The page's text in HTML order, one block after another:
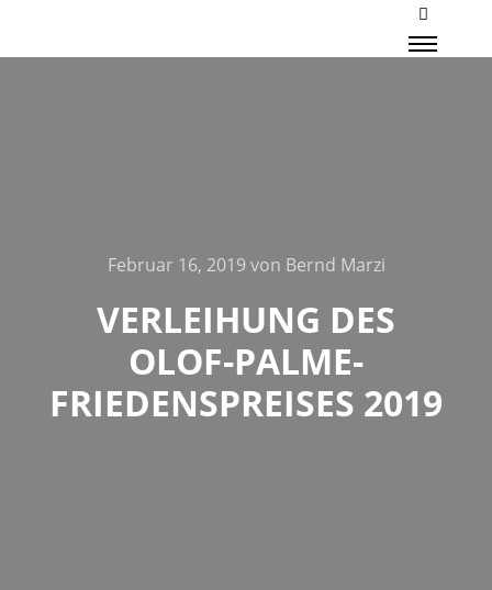
Mehr
Februar 16, 2019von Bernd Marzi
VERLEIHUNG DES
OLOF-PALME-
FRIEDENSPREISES 2019